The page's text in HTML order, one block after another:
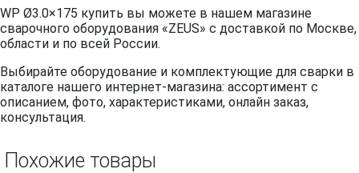
WP Ø3.0×175 купить вы можете в нашем магазине
сварочного оборудования «ZEUS» с доставкой по Москве,
области и по всей России.
Выбирайте оборудование и комплектующие для сварки в
каталоге нашего интернет-магазина: ассортимент с
описанием, фото, характеристиками, онлайн заказ,
консультация.
Похожие товары